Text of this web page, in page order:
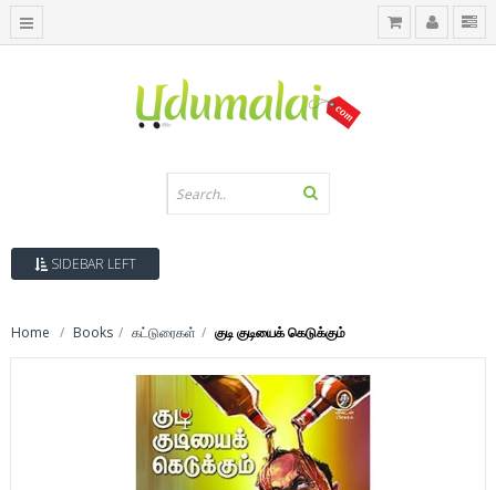
SIDEBAR LEFT
Home Books கட்டுரைகள் குடி குடியைக் கெடுக்கும்